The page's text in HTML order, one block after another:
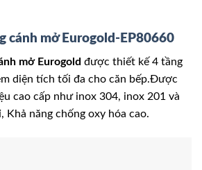
cánh mở Eurogold-EP80660
mở Eurogold được thiết kế 4 tầng
diện tích tối đa cho căn bếp.Được
cao cấp như inox 304, inox 201 và
Khả năng chống oxy hóa cao.